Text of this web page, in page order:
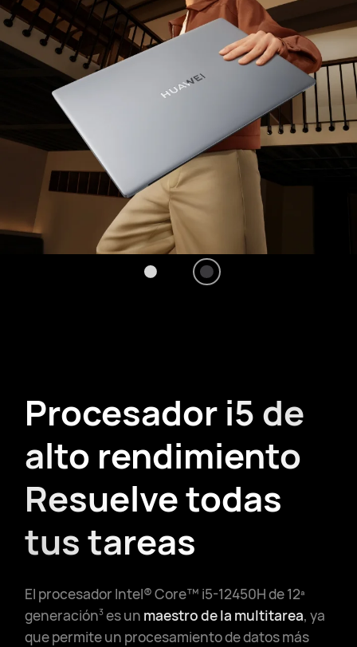
Procesador i5 de
alto rendimiento
Resuelve todas
tus tareas
El procesador Intel® Core™ i5-12450H de 12ª
generación3 es un maestro de la multitarea, ya
que permite un procesamiento de datos más